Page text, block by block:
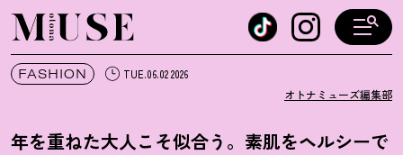
オトナミューズ ウェブ
FASHION TUE.06.02 2026
オトナミューズ編集部
年を重ねた大人こそ似合う。素肌をヘルシーで